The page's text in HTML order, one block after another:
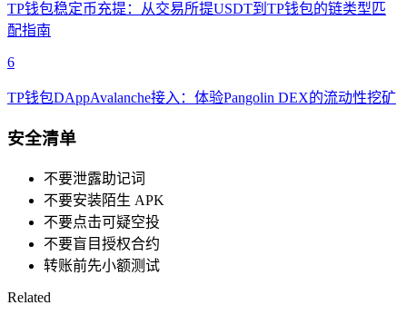
TP钱包稳定币充提：从交易所提USDT到TP钱包的链类型匹
配指南
6
TP钱包DAppAvalanche接入：体验Pangolin DEX的流动性挖矿
安全清单
不要泄露助记词
不要安装陌生 APK
不要点击可疑空投
不要盲目授权合约
转账前先小额测试
Related